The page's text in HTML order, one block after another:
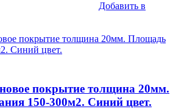
Добавить в
покрытие толщина 20мм.
150-300м2. Синий цвет.